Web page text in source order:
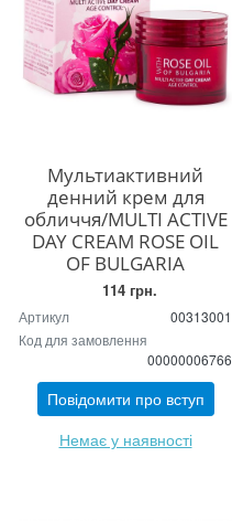
Мультиактивний
денний крем для
обличчя/MULTI ACTIVE
DAY CREAM ROSE OIL
OF BULGARIA
114 грн.
Артикул
00313001
Код для замовлення
00000006766
Повідомити про вступ
Немає у наявності